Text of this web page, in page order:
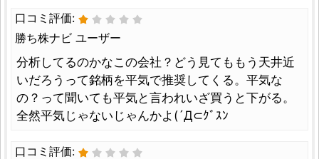
口コミ評価:
勝ち株ナビ ユーザー
分析してるのかなこの会社？どう見てももう天井近
いだろうって銘柄を平気で推奨してくる。平気な
の？って聞いても平気と言われいざ買うと下がる。
全然平気じゃないじゃんかよ(´Д⊂ｸﾞｽﾝ
口コミ評価: